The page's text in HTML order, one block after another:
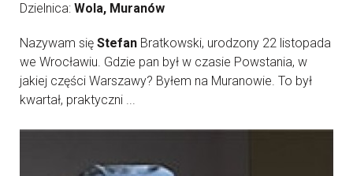
Dzielnica: Wola, Muranów
Nazywam się Stefan Bratkowski, urodzony 22 listopada
we Wrocławiu. Gdzie pan był w czasie Powstania, w
jakiej części Warszawy? Byłem na Muranowie. To był
kwartał, praktyczni ...